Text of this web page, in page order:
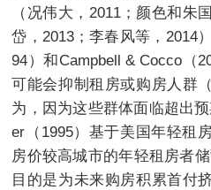
（况伟大，2011；颜色和朱
岱，2013；李春风等，2014
94）和Campbell & Cocco（
可能会抑制租房或购房人群
为，因为这些群体面临超出
er（1995）基于美国年轻租
房价较高城市的年轻租房者
目的是为未来购房积累首付